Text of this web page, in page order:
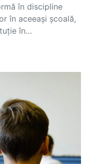
în discipline
în aceeași școală,
în…